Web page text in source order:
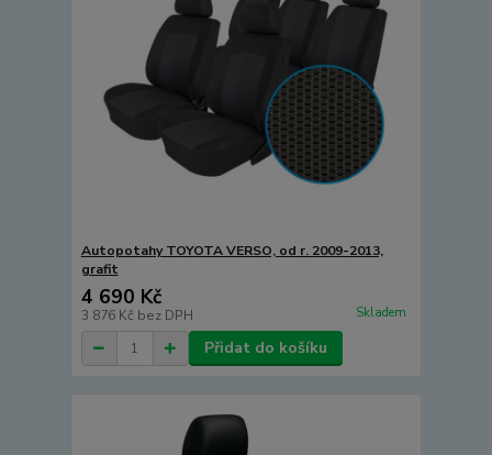
Autopotahy TOYOTA VERSO, od r. 2009-2013,
grafit
4 690 Kč
3 876 Kč bez DPH Skladem
Přidat do košíku